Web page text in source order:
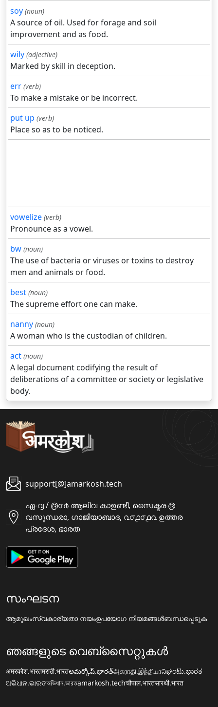
soy (noun)
A source of oil. Used for forage and soil
improvement and as food.
wily (adjective)
Marked by skill in deception.
err (verb)
To make a mistake or be incorrect.
put up (verb)
Place so as to be noticed.
vowelize (verb)
Pronounce as a vowel.
bw (noun)
The use of bacteria or viruses or toxins to destroy
men and animals or food.
best (noun)
The supreme effort one can make.
nanny (noun)
A woman who is the custodian of children.
act (noun)
A legal document codifying the result of
deliberations of a committee or society or legislative
body.
support[@]amarkosh.tech
ഏ-൮ / ൫൦൪ ആലിവ കാഉണ്ടീ, സൈക്ടര ൫
വസുന്ധരാ, ഗാജിയാബാദ, ൨൦൧൦൧൨ ഉത്തര
പ്രദേശ, ഭാരത
സംഘടന
ആമുഖംസ്വകാര്യതാ നയംഉപയോഗ നിയമങ്ങൾബന്ധപ്പെടുക
ഞങ്ങളുടെ വെബ്സൈറ്റുകൾ
अमरकोश.भारतमराठी.भारतఅమర్కోష్.భారత్அகராதி.இந்தியாನಿಘಂಟು.ಭಾರತ
ଅଭିଧାନ.ଭାରତঅভিধান.ভারতamarkosh.techचौपाल.भारतसारथी.भारत